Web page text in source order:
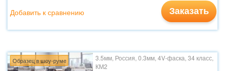
Заказать
Добавить к сравнению
Образец в шоу-руме
3.5мм, Россия, 0.3мм, 4V-фаска, 34 класс,
КМ2